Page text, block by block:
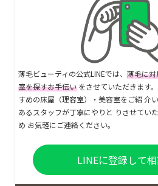
薄毛ビューティの公式LINEでは、 薄毛に
室を探すお手伝い をさせていただきます
すめの床屋（理容室）・美容室をご紹 介
あるスタッフが丁寧にやりと りさせてい
め お気軽にご連絡ください。
LINEに登録して相